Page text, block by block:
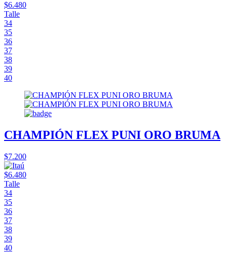
$6.480
Talle
34
35
36
37
38
39
40
CHAMPIÓN FLEX PUNI ORO BRUMA
$7.200
$6.480
Talle
34
35
36
37
38
39
40